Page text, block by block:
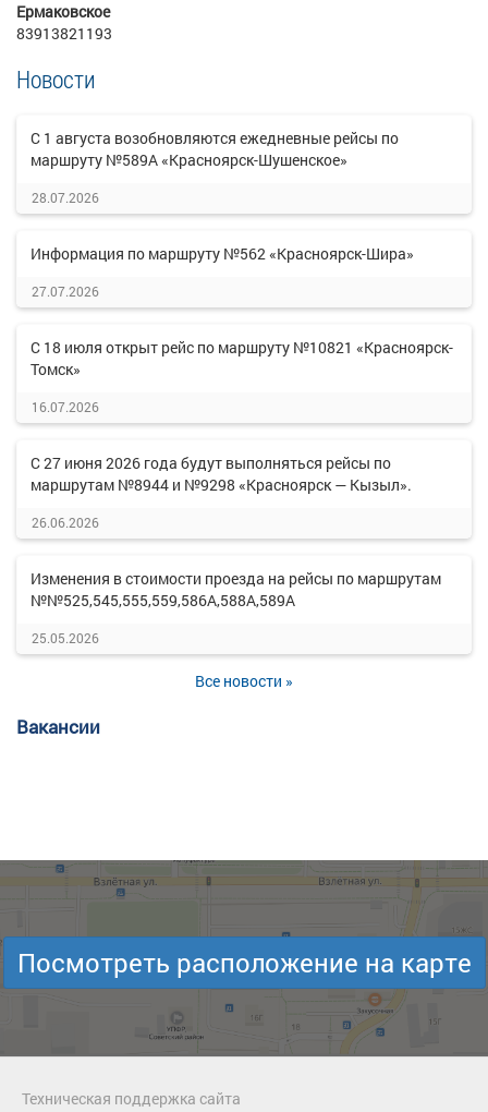
Ермаковское
83913821193
Новости
С 1 августа возобновляются ежедневные рейсы по
маршруту №589А «Красноярск-Шушенское»
28.07.2026
Информация по маршруту №562 «Красноярск-Шира»
27.07.2026
С 18 июля открыт рейс по маршруту №10821 «Красноярск-
Томск»
16.07.2026
С 27 июня 2026 года будут выполняться рейсы по
маршрутам №8944 и №9298 «Красноярск — Кызыл».
26.06.2026
Изменения в стоимости проезда на рейсы по маршрутам
№№525,545,555,559,586А,588А,589А
25.05.2026
Все новости »
Вакансии
Посмотреть расположение на карте
Техническая поддержка сайта